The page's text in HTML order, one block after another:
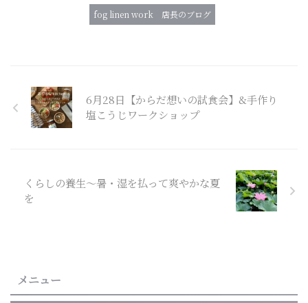
fog linen work 店長のブログ
6月28日【からだ想いの試食会】&手作り
塩こうじワークショップ
くらしの養生～暑・湿を払って爽やかな夏
を
メニュー